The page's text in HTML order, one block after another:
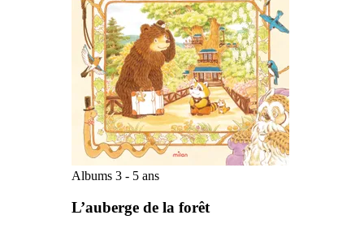
Albums 3 - 5 ans
L’auberge de la forêt